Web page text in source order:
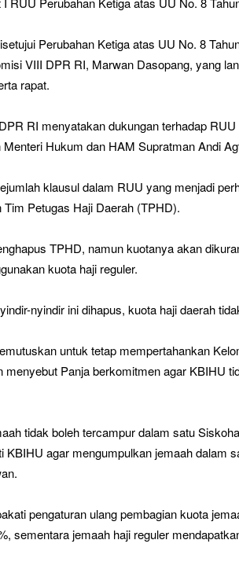
Perubahan Ketiga atas UU No. 8
VIII DPR RI, Marwan Dasopang, yang
rapat.
RI menyatakan dukungan terhadap
Hukum dan HAM Supratman Andi
klausul dalam RUU yang menjadi
Petugas Haji Daerah (TPHD).
TPHD, namun kuotanya akan
kuota haji reguler.
nyindir ini dihapus, kuota haji daerah
untuk tetap mempertahankan
Panja berkomitmen agar KBIHU
tidak boleh tercampur dalam satu
KBIHU agar mengumpulkan jemaah dalam
pengaturan ulang pembagian kuota
sementara jemaah haji reguler